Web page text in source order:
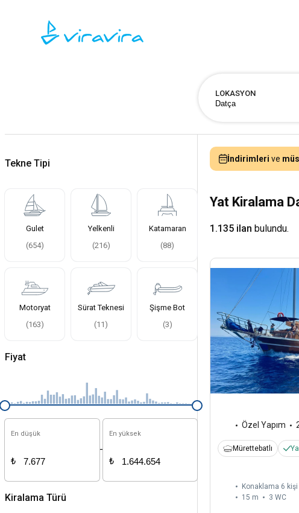
LOKASYON
Tekne Tipi
Gulet
(654)
Yelkenli
(216)
Katamaran
(88)
Motoryat
(163)
Sürat Teknesi
(11 )
Şişme Bot
(3)
Fiyat
En düşük
₺
-
En yüksek
₺
Kiralama Türü
İndirimleri ve
Yat Kiralama
1.135 ilan bulundu.
Özel Yapım
Mürettebatlı
Konaklama 6 kişi
15 m
3 WC